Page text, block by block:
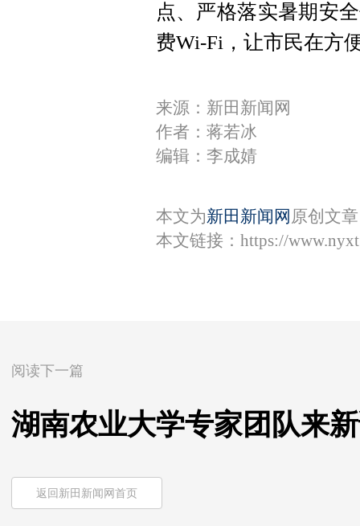
点、严格落实暑期安
费Wi-Fi，让市民在方
来源：新田新闻网
作者：蒋若冰
编辑：李成婧
本文为新田新闻网 原创文
本文链接： https://
阅读下一篇
湖南农业大学专家团队来
返回新田新闻网首页